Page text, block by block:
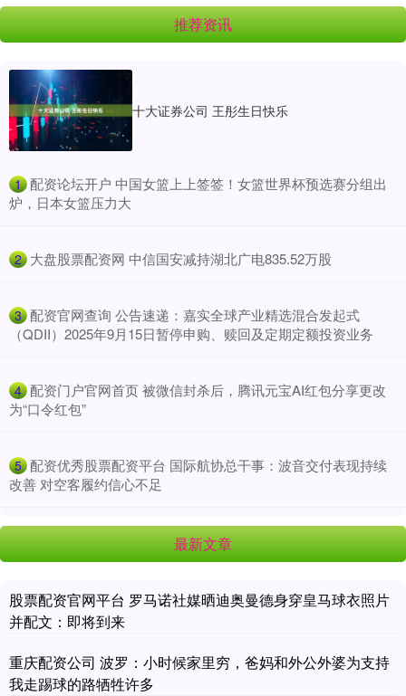
推荐资讯
十大证券公司 王彤生日快乐
1 ​配资论坛开户 中国女篮上上签签！女篮世界杯预选赛分组出
炉，日本女篮压力大
2 ​大盘股票配资网 中信国安减持湖北广电835.52万股
3 ​配资官网查询 公告速递：嘉实全球产业精选混合发起式
（QDII）2025年9月15日暂停申购、赎回及定期定额投资业务
4 ​配资门户官网首页 被微信封杀后，腾讯元宝AI红包分享更改
为“口令红包”
5 ​配资优秀股票配资平台 国际航协总干事：波音交付表现持续
改善 对空客履约信心不足
最新文章
股票配资官网平台 罗马诺社媒晒迪奥曼德身穿皇马球衣照片
并配文：即将到来
重庆配资公司 波罗：小时候家里穷，爸妈和外公外婆为支持
我走踢球的路牺牲许多